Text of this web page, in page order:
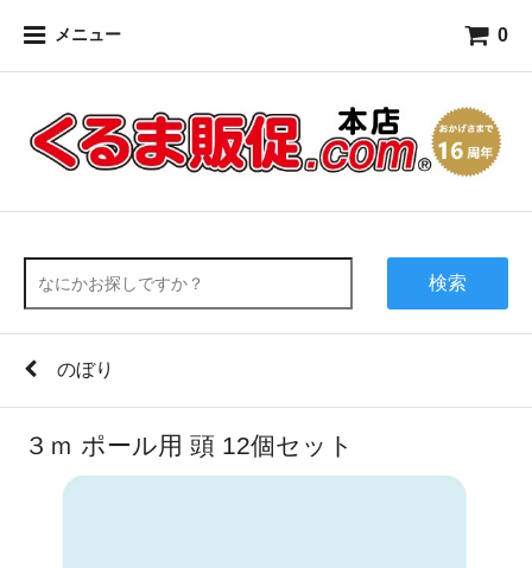
メニュー 0
検索
のぼり
３ｍ ポール用 頭 12個セット